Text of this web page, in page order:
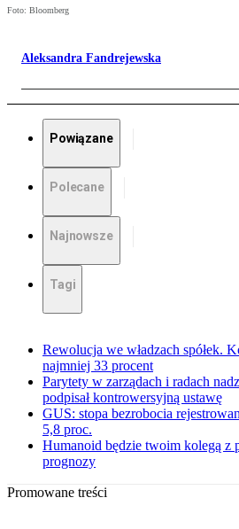
Foto: Bloomberg
Aleksandra Fandrejewska
Powiązane
Polecane
Najnowsze
Tagi
Rewolucja we władzach spółek.
najmniej 33 procent
Parytety w zarządach i radach
podpisał kontrowersyjną ustawę
GUS: stopa bezrobocia
5,8 proc.
Humanoid będzie twoim kolegą z
prognozy
Promowane treści